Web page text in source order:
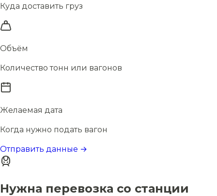
Куда доставить груз
Объём
Количество тонн или вагонов
Желаемая дата
Когда нужно подать вагон
Отправить данные →
Нужна перевозка со станции